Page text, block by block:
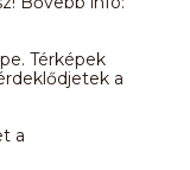
Térképek
a
a